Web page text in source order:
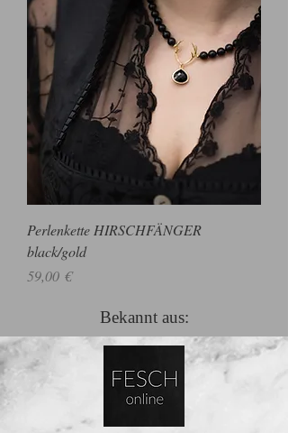
Perlenkette HIRSCHFÄNGER
black/gold
Preis
59,00 €
Bekannt aus: